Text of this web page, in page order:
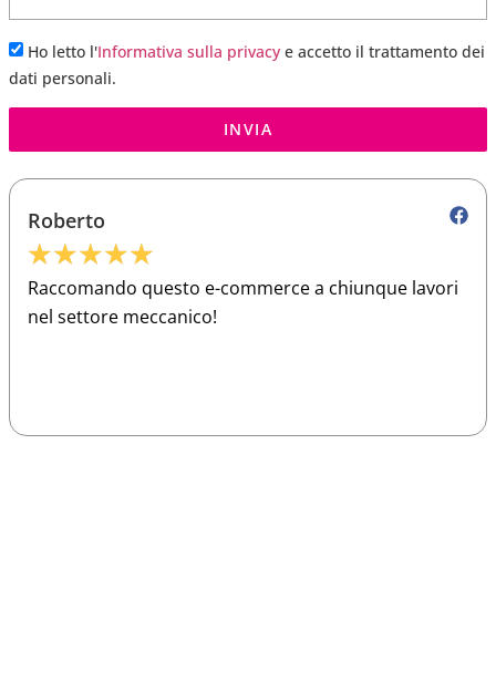
Ho letto l'Informativa sulla privacy e accetto il trattamento dei
dati personali.
INVIA
Roberto
★★★★★
Raccomando questo e-commerce a chiunque lavori
nel settore meccanico!